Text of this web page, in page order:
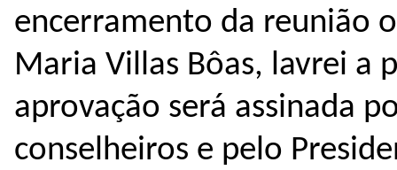
encerramento da reunião
Maria Villas Bôas, lavrei a
aprovação será assinada
conselheiros e pelo